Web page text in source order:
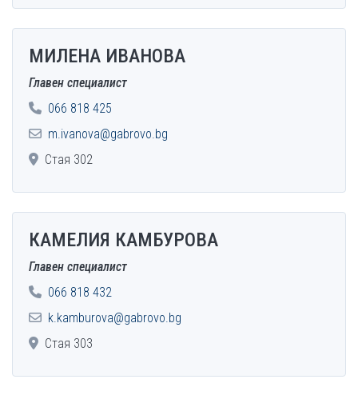
МИЛЕНА ИВАНОВА
Главен специалист
066 818 425
m.ivanova@gabrovo.bg
Стая 302
КАМЕЛИЯ КАМБУРОВА
Главен специалист
066 818 432
k.kamburova@gabrovo.bg
Стая 303